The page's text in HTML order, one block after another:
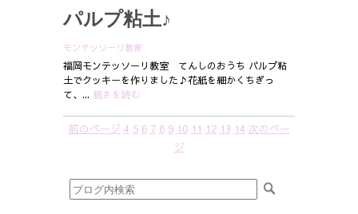
パルプ粘土♪
モンテッソーリ教育
福岡モンテッソーリ教室 てんしのおうち パルプ粘
土でクッキーを作りました♪花紙を細かくちぎっ
て、... 続きを読む
前のページ 4 5 6 7 8 9 10 11 12 13 14 次のペー
ジ